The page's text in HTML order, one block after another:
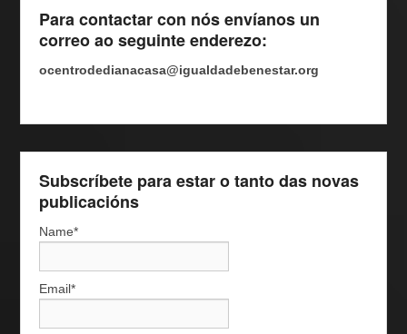
Para contactar con nós envíanos un
correo ao seguinte enderezo:
ocentrodedianacasa@igualdadebenestar.org
Subscríbete para estar o tanto das novas
publicacións
Name*
Email*